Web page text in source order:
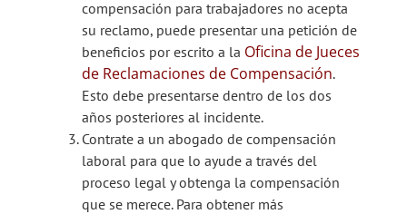
compensación para trabajadores no acepta
su reclamo, puede presentar una petición de
beneficios por escrito a la Oficina de Jueces
de Reclamaciones de Compensación.
Esto debe presentarse dentro de los dos
años posteriores al incidente.
Contrate a un abogado de compensación
laboral para que lo ayude a través del
proceso legal y obtenga la compensación
que se merece. Para obtener más